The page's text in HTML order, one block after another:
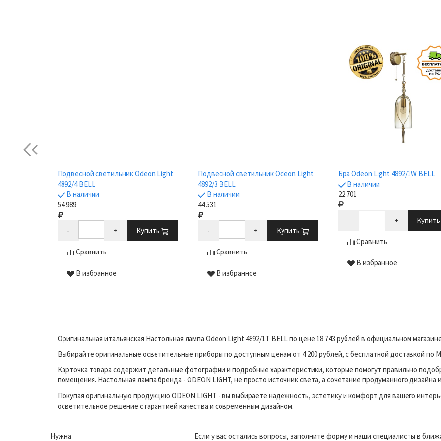
Previous
Подвесной светильник Odeon Light
4892/4 BELL
В наличии
54 989
- + Купить
Сравнить
В избранное
Подвесной светильник Odeon Light
4892/3 BELL
В наличии
44 531
- + Купить
Сравнить
В избранное
Бра Odeon Light 4892/1W BELL
В наличии
22 701
- + Купить
Сравнить
В избранное
Оригинальная итальянская Настольная лампа Odeon Light 4892/1T BELL по цене 18 743 рублей в официальном
Выбирайте оригинальные осветительные приборы по доступным ценам от 4 200 рублей, с бесплатной доставкой по
Карточка товара содержит детальные фотографии и подробные характеристики, которые помогут правильно
помещения. Настольная лампа бренда - ODEON LIGHT, не просто источник света, а сочетание продуманного дизайна
Покупая оригинальную продукцию ODEON LIGHT - вы выбираете надежность, эстетику и комфорт для вашего
осветительное решение с гарантией качества и современным дизайном.
Нужна Если у вас остались вопросы, заполните форму и наши специалисты в